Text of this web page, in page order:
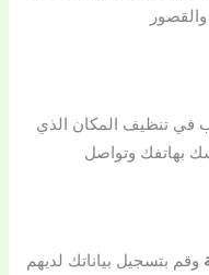
والقصور
في تنظيف المكان الذي
بهاتفك وتواصل
وقم بتسجيل بياناتك لديهم